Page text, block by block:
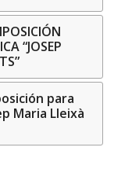
“JOSEP
para
Maria Lleixà